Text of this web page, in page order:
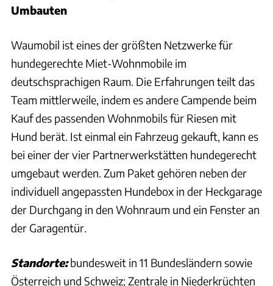
Umbauten
Waumobil ist eines der größten Netzwerke für
hundegerechte Miet-Wohnmobile im
deutschsprachigen Raum. Die Erfahrungen teilt das
Team mittlerweile, indem es andere Campende beim
Kauf des passenden Wohnmobils für Riesen mit
Hund berät. Ist einmal ein Fahrzeug gekauft, kann es
bei einer der vier Partnerwerkstätten hundegerecht
umgebaut werden. Zum Paket gehören neben der
individuell angepassten Hundebox in der Heckgarage
der Durchgang in den Wohnraum und ein Fenster an
der Garagentür.
Standorte:bundesweit in 11 Bundesländern sowie
Österreich und Schweiz; Zentrale in Niederkrüchten